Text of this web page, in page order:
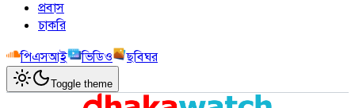
প্রবাস
চাকরি
পিএসআই
ভিডিও ছবিঘর
Toggle theme